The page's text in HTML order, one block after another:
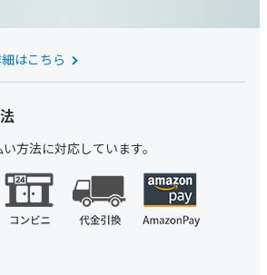
はこちら
方法に対応しています。